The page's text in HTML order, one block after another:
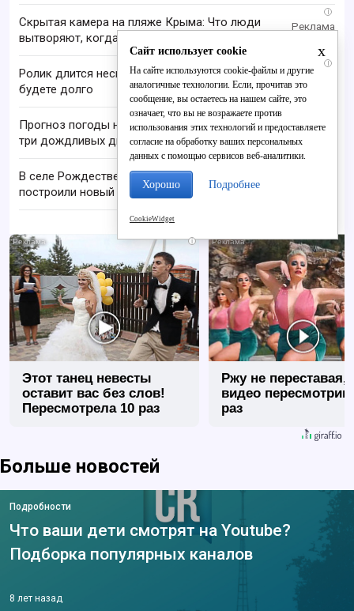
i
Скрытая камера на пляже Крыма: Что люди
вытворяют, когда их не видят...
i
Ролик длится несколько секунд, а смеяться вы
будете долго
Прогноз погоды на август в Кировской области:
три дождливых дня
В селе Рождественском семье учителей
построили новый дом
i
Этот танец невесты
оставит вас без слов!
Пересмотрела 10 раз
Ржу не переставая,
видео
раз
Больше новостей
Подробности
Что ваши дети смотрят на Youtube?
Подборка популярных каналов
8 лет назад
x
Сайт использует cookie
На сайте используются cookie-файлы и другие
аналогичные технологии. Если, прочитав это
сообщение, вы остаетесь на нашем сайте, это
означает, что вы не возражаете против
использования этих технологий и предоставляете
согласие на обработку ваших персональных
данных с помощью сервисов веб-аналитики.
Хорошо Подробнее
CookieWidget